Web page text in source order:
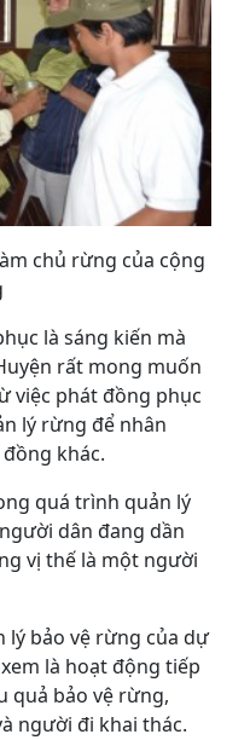
chủ rừng của cộng
là sáng kiến mà
rất mong muốn
việc phát đồng phục
lý rừng để nhân
khác.
quá trình quản lý
dân đang dần
vị thế là một người
lý bảo vệ rừng của dự
là hoạt động tiếp
quả bảo vệ rừng,
người đi khai thác.